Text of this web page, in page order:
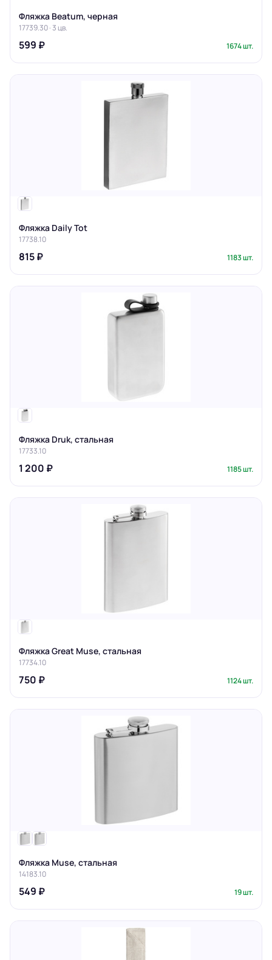
Фляжка Beatum, черная
17739.30 · 3 цв.
599 ₽ 1674 шт.
Фляжка Daily Tot
17738.10
815 ₽ 1183 шт.
Фляжка Druk, стальная
17733.10
1 200 ₽ 1185 шт.
Фляжка Great Muse, стальная
17734.10
750 ₽ 1124 шт.
Фляжка Muse, стальная
14183.10
549 ₽ 19 шт.